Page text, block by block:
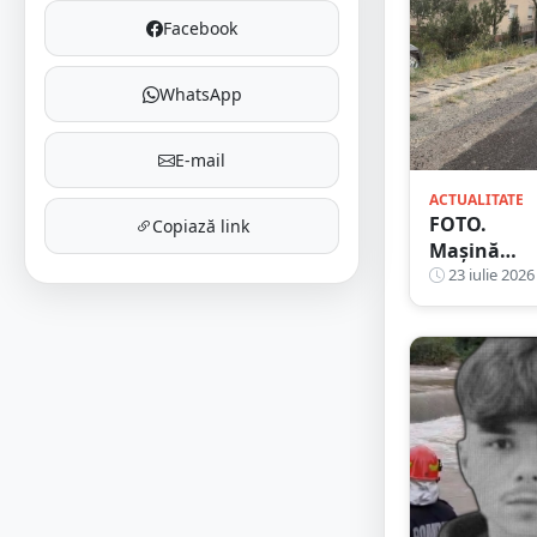
Facebook
WhatsApp
E-mail
Copiază link
ACTUALITATE
FOTO.
Mașină
lovită de Tir,
proiectată
șanț, în
județul
Mare. Trei
persoane în
mașină,
la Urgență
23 iulie 2026